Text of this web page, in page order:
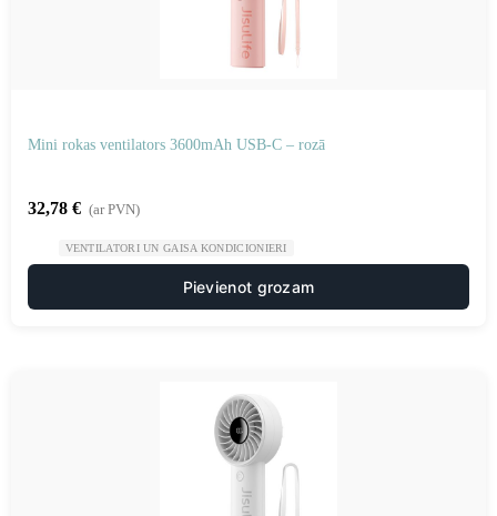
Mini rokas ventilators 3600mAh USB-C – rozā
32,78 € (ar PVN)
VENTILATORI UN GAISA KONDICIONIERI
Pievienot grozam